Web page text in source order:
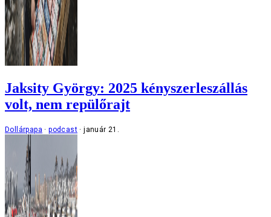
Jaksity György: 2025 kényszerleszállás
volt, nem repülőrajt
Dollárpapa podcast január 21.